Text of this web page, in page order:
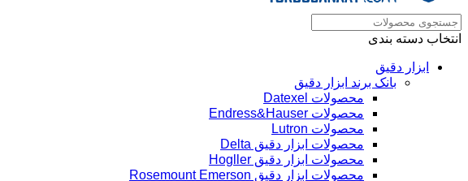
انتخاب دسته بندی
ابزار دقیق
بانک برند ابزار دقیق
محصولات Datexel
محصولات Endress&Hauser
محصولات Lutron
محصولات ابزار دقیق Delta
محصولات ابزار دقیق Hogller
محصولات ابزار دقیق Rosemount Emerson